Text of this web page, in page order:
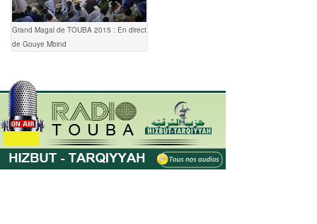
Grand Magal de TOUBA 2015 : En direct
de Gouye Mbind